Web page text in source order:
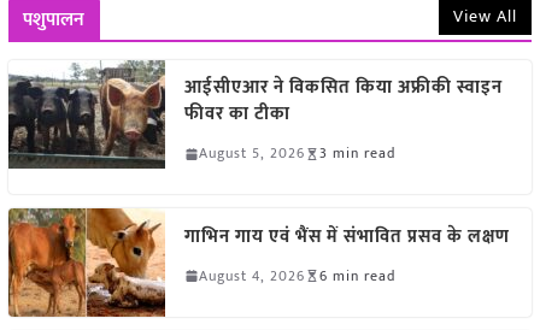
पशुपालन View All
आईसीएआर ने विकसित किया अफ्रीकी स्वाइन
फीवर का टीका
August 5, 2026 3 min read
गाभिन गाय एवं भैंस में संभावित प्रसव के लक्षण
August 4, 2026 6 min read